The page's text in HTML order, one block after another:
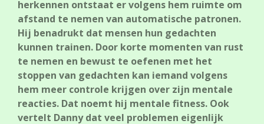
herkennen ontstaat er volgens hem ruimte om
afstand te nemen van automatische patronen.
Hij benadrukt dat mensen hun gedachten
kunnen trainen. Door korte momenten van rust
te nemen en bewust te oefenen met het
stoppen van gedachten kan iemand volgens
hem meer controle krijgen over zijn mentale
reacties. Dat noemt hij mentale fitness. Ook
vertelt Danny dat veel problemen eigenlijk